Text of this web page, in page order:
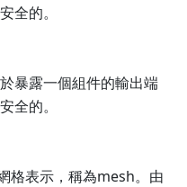
全的。
暴露一個組件的輸出端
全的。
格表示，稱為mesh。由